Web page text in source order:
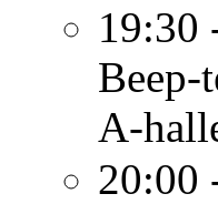
19:30
Beep-
A-
20:00